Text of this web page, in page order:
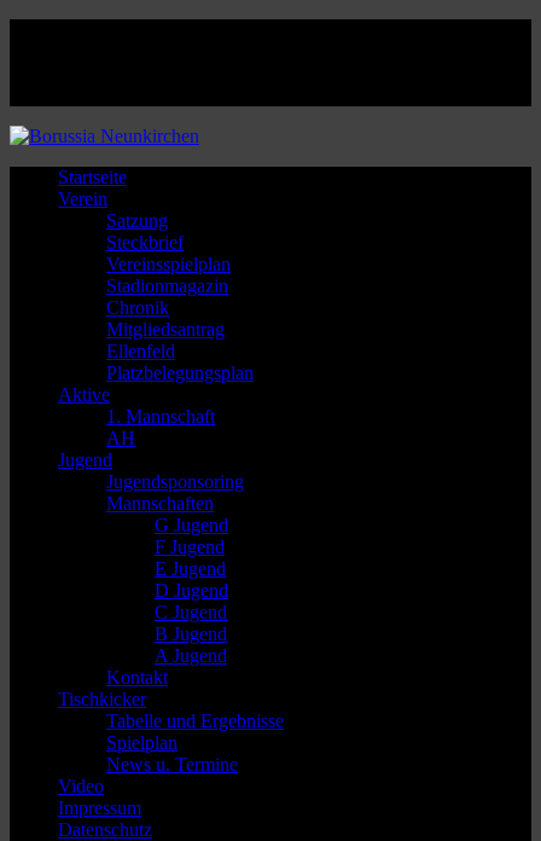
Startseite
Verein
Satzung
Steckbrief
Vereinsspielplan
Stadionmagazin
Chronik
Mitgliedsantrag
Ellenfeld
Platzbelegungsplan
Aktive
1. Mannschaft
AH
Jugend
Jugendsponsoring
Mannschaften
G Jugend
F Jugend
E Jugend
D Jugend
C Jugend
B Jugend
A Jugend
Kontakt
Tischkicker
Tabelle und Ergebnisse
Spielplan
News u. Termine
Video
Impressum
Datenschutz